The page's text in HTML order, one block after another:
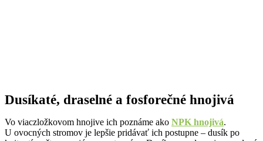
Dusíkaté, draselné a fosforečné hnojivá
Vo viaczložkovom hnojive ich poznáme ako NPK hnojivá.
U ovocných stromov je lepšie pridávať ich postupne – dusík po